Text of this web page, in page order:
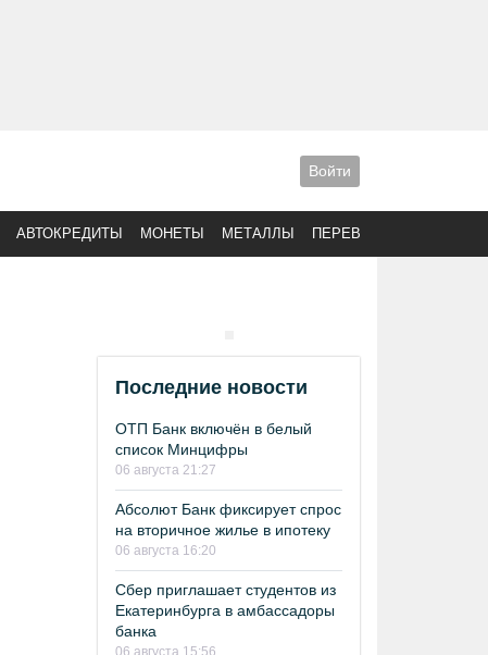
Войти
АВТОКРЕДИТЫ МОНЕТЫ МЕТАЛЛЫ ПЕРЕВОДЫ
Последние новости
ОТП Банк включён в белый
список Минцифры
06 августа 21:27
Абсолют Банк фиксирует спрос
на вторичное жилье в ипотеку
06 августа 16:20
Сбер приглашает студентов из
Екатеринбурга в амбассадоры
банка
06 августа 15:56